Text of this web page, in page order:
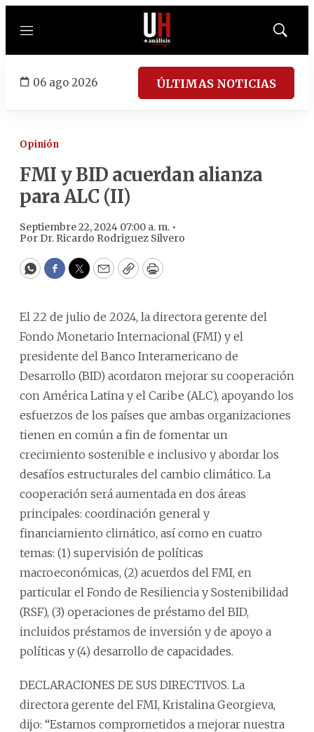
Menú
Mostrar
06 ago 2026 ÚLTIMAS NOTICIAS
Opinión
FMI y BID acuerdan alianza
para ALC (II)
Septiembre 22, 2024 07:00 a. m. •
PorDr. Ricardo Rodriguez Silvero
WhatsApp
Facebook
Twitter
EmailCopyPrint
El 22 de julio de 2024, la directora gerente del
Fondo Monetario Internacional (FMI) y el
presidente del Banco Interamericano de
Desarrollo (BID) acordaron mejorar su cooperación
con América Latina y el Caribe (ALC), apoyando los
esfuerzos de los países que ambas organizaciones
tienen en común a fin de fomentar un
crecimiento sostenible e inclusivo y abordar los
desafíos estructurales del cambio climático. La
cooperación será aumentada en dos áreas
principales: coordinación general y
financiamiento climático, así como en cuatro
temas: (1) supervisión de políticas
macroeconómicas, (2) acuerdos del FMI, en
particular el Fondo de Resiliencia y Sostenibilidad
(RSF), (3) operaciones de préstamo del BID,
incluidos préstamos de inversión y de apoyo a
políticas y (4) desarrollo de capacidades.
DECLARACIONES DE SUS DIRECTIVOS. La
directora gerente del FMI, Kristalina Georgieva,
dijo: “Estamos comprometidos a mejorar nuestra